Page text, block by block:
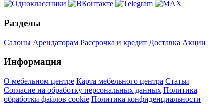
Разделы
Салоны Арендаторам Рассрочка и кредит Доставка Акции
Информация
О мебельном центре Карта мебельного центра Статьи
Согласие на обработку персональных данных Политика
обработки файлов cookie Политика конфиденциальности